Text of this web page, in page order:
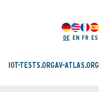
DE EN FR ES
IOT-TESTS.ORGAV-ATLAS.ORG